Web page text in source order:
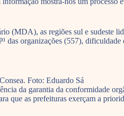
(MDA), as regiões sul e sudeste
das organizações (557),
Foto: Eduardo Sá
da garantia da conformidade
as prefeituras exerçam a